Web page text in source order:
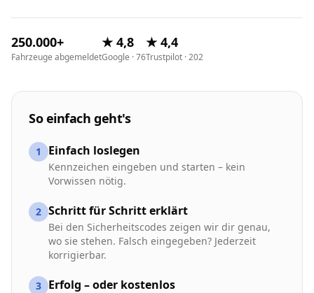
250.000+
Fahrzeuge abgemeldet
★ 4,8
Google · 76
★ 4,4
Trustpilot · 202
So einfach geht's
1 Einfach loslegen
Kennzeichen eingeben und starten – kein
Vorwissen nötig.
2 Schritt für Schritt erklärt
Bei den Sicherheitscodes zeigen wir dir genau,
wo sie stehen. Falsch eingegeben? Jederzeit
korrigierbar.
3 Erfolg – oder kostenlos